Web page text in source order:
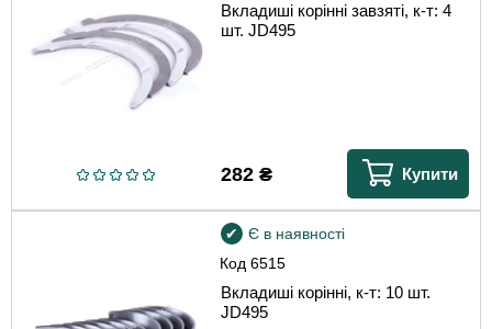
Вкладиші корінні завзяті, к-т: 4
шт. JD495
282₴ Купити
Код6515
Є в наявності
Вкладиші корінні, к-т: 10 шт.
JD495